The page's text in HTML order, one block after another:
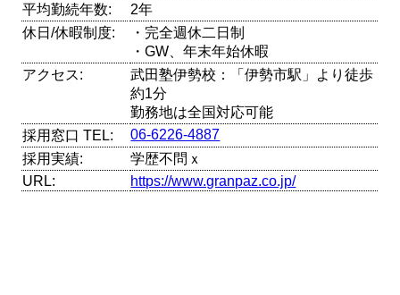
平均勤続年数:
2年
休日/休暇制度:
・完全週休二日制
・GW、年末年始休暇
アクセス:
武田塾伊勢校：「伊勢市駅」より徒歩
約1分
勤務地は全国対応可能
採用窓口 TEL:
06-6226-4887
採用実績:
学歴不問ｘ
URL:
https://www.granpaz.co.jp/